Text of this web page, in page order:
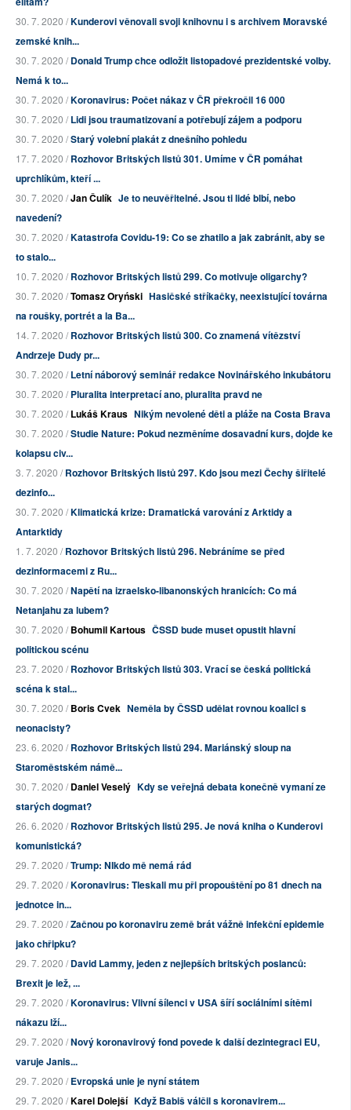
30. 7. 2020 /Kunderovi věnovali svoji knihovnu i s archivem Moravské
zemské knih...
30. 7. 2020 /Donald Trump chce odložit listopadové prezidentské volby.
Nemá k to...
30. 7. 2020 /Koronavirus: Počet nákaz v ČR překročil 16 000
30. 7. 2020 /Lidi jsou traumatizovaní a potřebují zájem a podporu
30. 7. 2020 /Starý volební plakát z dnešního pohledu
17. 7. 2020 /Rozhovor Britských listů 301. Umíme v ČR pomáhat
uprchlíkům, kteří ...
30. 7. 2020 /Jan Čulík Je to neuvěřitelné. Jsou ti lidé blbí, nebo
navedení?
30. 7. 2020 /Katastrofa Covidu-19: Co se zhatilo a jak zabránit, aby se
to stalo...
10. 7. 2020 /Rozhovor Britských listů 299. Co motivuje oligarchy?
30. 7. 2020 /Tomasz Oryński Hasičské stříkačky, neexistující továrna
na roušky, portrét a la Ba...
14. 7. 2020 /Rozhovor Britských listů 300. Co znamená vítězství
Andrzeje Dudy pr...
30. 7. 2020 /Letní náborový seminář redakce Novinářského inkubátoru
30. 7. 2020 /Pluralita interpretací ano, pluralita pravd ne
30. 7. 2020 /Lukáš Kraus Nikým nevolené děti a pláže na Costa Brava
30. 7. 2020 /Studie Nature: Pokud nezměníme dosavadní kurs, dojde ke
kolapsu civ...
3. 7. 2020 /Rozhovor Britských listů 297. Kdo jsou mezi Čechy šiřitelé
dezinfo...
30. 7. 2020 /Klimatická krize: Dramatická varování z Arktidy a
Antarktidy
1. 7. 2020 /Rozhovor Britských listů 296. Nebráníme se před
dezinformacemi z Ru...
30. 7. 2020 /Napětí na izraelsko-libanonských hranicích: Co má
Netanjahu za lubem?
30. 7. 2020 /Bohumil Kartous ČSSD bude muset opustit hlavní
politickou scénu
23. 7. 2020 /Rozhovor Britských listů 303. Vrací se česká politická
scéna k stal...
30. 7. 2020 /Boris Cvek Neměla by ČSSD udělat rovnou koalici s
neonacisty?
23. 6. 2020 /Rozhovor Britských listů 294. Mariánský sloup na
Staroměstském námě...
30. 7. 2020 /Daniel Veselý Kdy se veřejná debata konečně vymaní ze
starých dogmat?
26. 6. 2020 /Rozhovor Britských listů 295. Je nová kniha o Kunderovi
komunistická?
29. 7. 2020 /Trump: NIkdo mě nemá rád
29. 7. 2020 /Koronavirus: Tleskali mu při propouštění po 81 dnech na
jednotce in...
29. 7. 2020 /Začnou po koronaviru země brát vážně infekční epidemie
jako chřipku?
29. 7. 2020 /David Lammy, jeden z nejlepších britských poslanců:
Brexit je lež, ...
29. 7. 2020 /Koronavirus: Vlivní šílenci v USA šíří sociálními sítěmi
nákazu lží...
29. 7. 2020 /Nový koronavirový fond povede k další dezintegraci EU,
varuje Janis...
29. 7. 2020 /Evropská unie je nyní státem
29. 7. 2020 /Karel Dolejší Když Babiš válčil s koronavirem...